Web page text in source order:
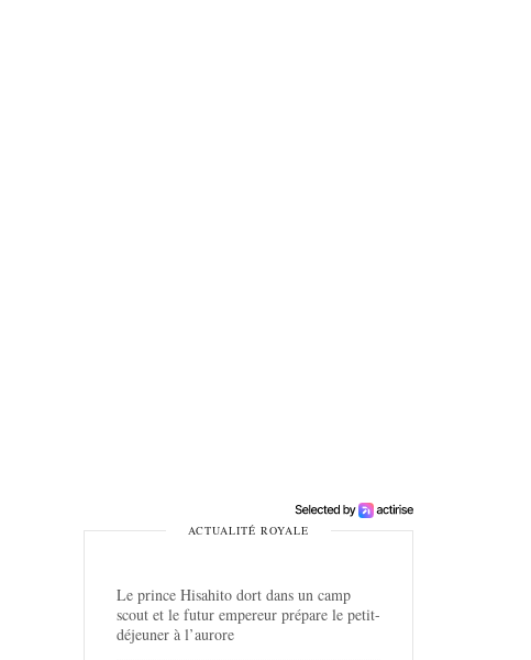
ACTUALITÉ ROYALE
Le prince Hisahito dort dans un camp
scout et le futur empereur prépare le petit-
déjeuner à l’aurore